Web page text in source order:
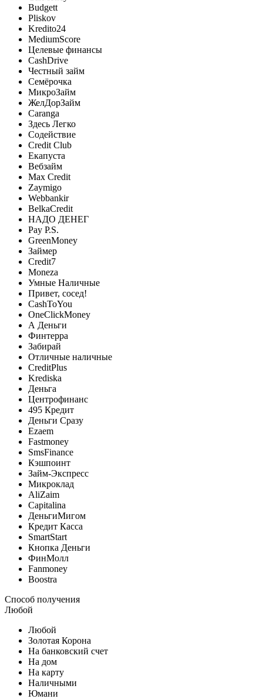
Budgett
Pliskov
Kredito24
MediumScore
Целевые финансы
CashDrive
Честный займ
Семёрочка
МикроЗайм
ЖелДорЗайм
Caranga
Здесь Легко
Содействие
Credit Club
Екапуста
Вебзайм
Max Credit
Zaymigo
Webbankir
BelkaCredit
НАДО ДЕНЕГ
Pay P.S.
GreenMoney
Займер
Credit7
Moneza
Умные Наличные
Привет, сосед!
CashToYou
OneClickMoney
А Деньги
Финтерра
Забирай
Отличные наличные
CreditPlus
Krediska
Деньга
Центрофинанс
495 Кредит
Деньги Сразу
Ezaem
Fastmoney
SmsFinance
Кэшпоинт
Займ-Экспресс
Микроклад
AliZaim
Capitalina
ДеньгиМигом
Кредит Касса
SmartStart
Кнопка Деньги
ФинМолл
Fanmoney
Boostra
Способ получения
Любой
Любой
Золотая Корона
На банковский счет
На дом
На карту
Наличными
Юмани